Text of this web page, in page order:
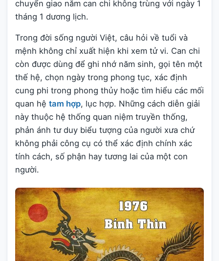
chuyển giao năm can chi không trùng với ngày 1
tháng 1 dương lịch.
Trong đời sống người Việt, câu hỏi về tuổi và
mệnh không chỉ xuất hiện khi xem tử vi. Can chi
còn được dùng để ghi nhớ năm sinh, gọi tên một
thế hệ, chọn ngày trong phong tục, xác định
cung phi trong phong thủy hoặc tìm hiểu các mối
quan hệ tam hợp, lục hợp. Những cách diễn giải
này thuộc hệ thống quan niệm truyền thống,
phản ánh tư duy biểu tượng của người xưa chứ
không phải công cụ có thể xác định chính xác
tính cách, số phận hay tương lai của một con
người.